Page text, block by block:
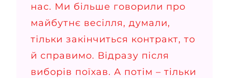
нас. Ми більше говорили про
майбутнє весілля, думали,
тільки закінчиться контракт, то
й справимо. Відразу після
виборів поїхав. А потім – тільки